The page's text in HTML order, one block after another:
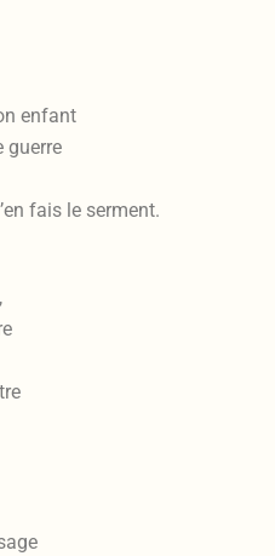
enfant
guerre
fais le serment.